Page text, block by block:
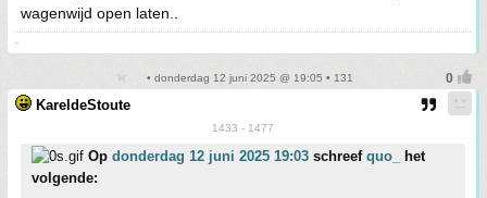
wagenwijd open laten..
-
• donderdag 12 juni 2025 @ 19:05 • 131
KareldeStoute
1433 - 1477
Op donderdag 12 juni 2025 19:03 schreef quo_
het
volgende: